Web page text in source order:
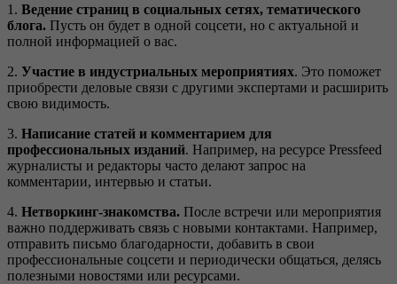
1. Ведение страниц в социальных сетях, тематического
блога. Пусть он будет в одной соцсети, но с актуальной и
полной информацией о вас.
2. Участие в индустриальных мероприятиях. Это поможет
приобрести деловые связи с другими экспертами и расширить
свою видимость.
3. Написание статей и комментарием для
профессиональных изданий. Например, на ресурсе Pressfeed
журналисты и редакторы часто делают запрос на
комментарии, интервью и статьи.
4. Нетворкинг-знакомства. После встречи или мероприятия
важно поддерживать связь с новыми контактами. Например,
отправить письмо благодарности, добавить в свои
профессиональные соцсети и периодически общаться, делясь
полезными новостями или ресурсами.